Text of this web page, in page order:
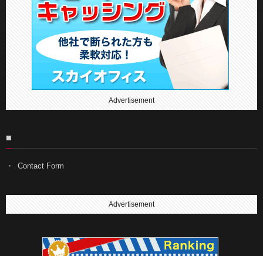
Advertisement
■
Contact Form
Advertisement